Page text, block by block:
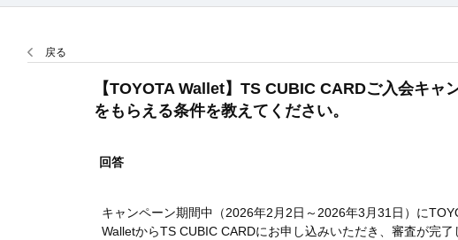
戻る
【TOYOTA Wallet】TS CUBIC CARDご入会キャ
をもらえる条件を教えてください。
回答
キャンペーン期間中（2026年2月2日～2026年3月31日）に
WalletからTS CUBIC CARDにお申し込みいただき、審査が完了